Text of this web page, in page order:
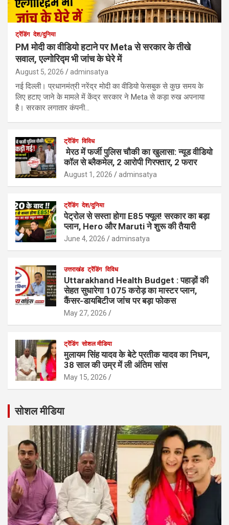
ट्रेंडिंग देश/दुनिया
PM मोदी का वीडियो हटाने पर Meta से सरकार के तीखे
सवाल, एल्गोरिद्म भी जांच के घेरे में
August 5, 2026 adminsatya
नई दिल्ली। प्रधानमंत्री नरेंद्र मोदी का वीडियो फेसबुक से कुछ समय के
लिए हटाए जाने के मामले में केंद्र सरकार ने Meta से कड़ा रुख अपनाया
है। सरकार लगातार कंपनी…
ट्रेंडिंग विविध
मेरठ में फर्जी पुलिस चौकी का खुलासा: न्यूड वीडियो
कॉल से ब्लैकमेल, 2 आरोपी गिरफ्तार, 2 फरार
August 1, 2026 adminsatya
ट्रेंडिंग देश/दुनिया
पेट्रोल से सस्ता होगा E85 फ्यूल! सरकार का बड़ा
प्लान, Hero और Maruti ने शुरू की तैयारी
June 4, 2026 adminsatya
उत्तराखंड ट्रेंडिंग विविध
Uttarakhand Health Budget : पहाड़ों की
सेहत सुधारेगा 1075 करोड़ का मास्टर प्लान,
कैंसर-डायबिटीज जांच पर बड़ा फोकस
May 27, 2026
ट्रेंडिंग सोशल मीडिया
मुलायम सिंह यादव के बेटे प्रतीक यादव का निधन,
38 साल की उम्र में ली अंतिम सांस
May 15, 2026
सोशल मीडिया